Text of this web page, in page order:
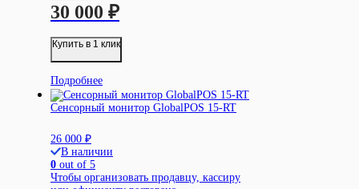
30 000 ₽
Купить в 1 клик
Подробнее
Сенсорный монитор GlobalPOS 15-RT
26 000 ₽
В наличии
0 out of 5
Чтобы организовать продавцу, кассиру